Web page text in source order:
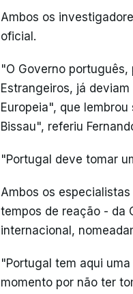
Ambos os
oficial.
"O Governo
Estrangeiros, já
Europeia", que
Bissau", referiu
"Portugal deve tomar
Ambos os
tempos de reação - da
internacional,
"Portugal tem aqui
momento por não ter